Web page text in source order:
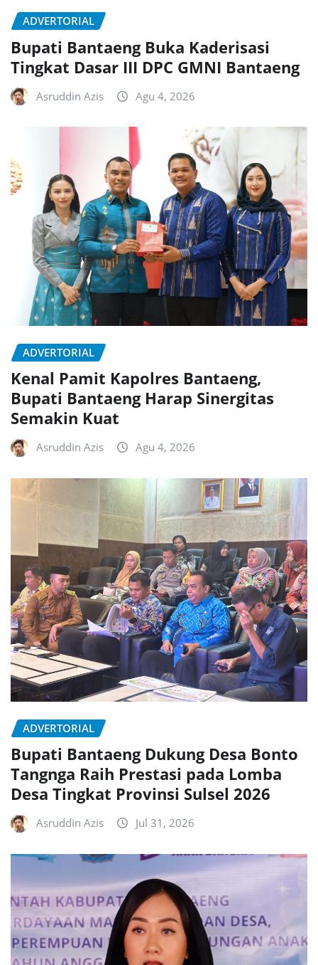
ADVERTORIAL
Bupati Bantaeng Buka Kaderisasi
Tingkat Dasar III DPC GMNI Bantaeng
Asruddin Azis Agu 4, 2026
ADVERTORIAL
Kenal Pamit Kapolres Bantaeng,
Bupati Bantaeng Harap Sinergitas
Semakin Kuat
Asruddin Azis Agu 4, 2026
ADVERTORIAL
Bupati Bantaeng Dukung Desa Bonto
Tangnga Raih Prestasi pada Lomba
Desa Tingkat Provinsi Sulsel 2026
Asruddin Azis Jul 31, 2026